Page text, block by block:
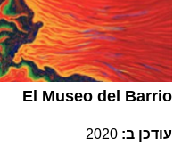
El Museo del Barrio
עודכן ב: 2020